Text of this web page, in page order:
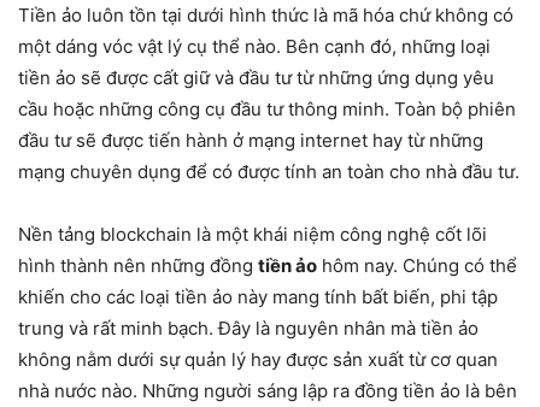
Tiền ảo luôn tồn tại dưới hình thức là mã hóa chứ không có
một dáng vóc vật lý cụ thể nào. Bên cạnh đó, những loại
tiền ảo sẽ được cất giữ và đầu tư từ những ứng dụng yêu
cầu hoặc những công cụ đầu tư thông minh. Toàn bộ phiên
đầu tư sẽ được tiến hành ở mạng internet hay từ những
mạng chuyên dụng để có được tính an toàn cho nhà đầu tư.
Nền tảng blockchain là một khái niệm công nghệ cốt lõi
hình thành nên những đồng tiền ảo hôm nay. Chúng có thể
khiến cho các loại tiền ảo này mang tính bất biến, phi tập
trung và rất minh bạch. Đây là nguyên nhân mà tiền ảo
không nằm dưới sự quản lý hay được sản xuất từ cơ quan
nhà nước nào. Những người sáng lập ra đồng tiền ảo là bên